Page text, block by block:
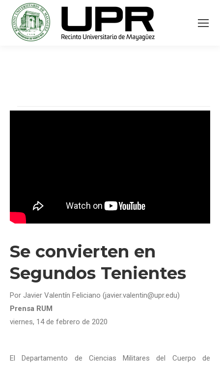
Se convierten en
Segundos Tenientes
Por Javier Valentín Feliciano (javier.valentin@upr.edu)
Prensa RUM
viernes, 14 de febrero de 2020
El Departamento de Ciencias Militares del Cuerpo de